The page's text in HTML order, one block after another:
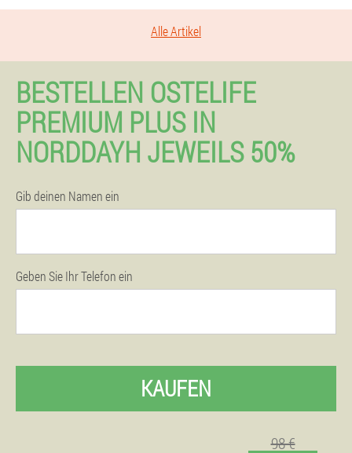
Alle Artikel
BESTELLEN OSTELIFE
PREMIUM PLUS IN
NORDDAYH JEWEILS 50%
Gib deinen Namen ein
Geben Sie Ihr Telefon ein
KAUFEN
98 €